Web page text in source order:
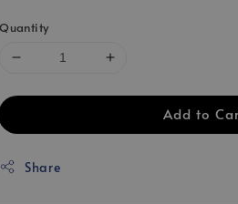
Quantity
Add to
Share